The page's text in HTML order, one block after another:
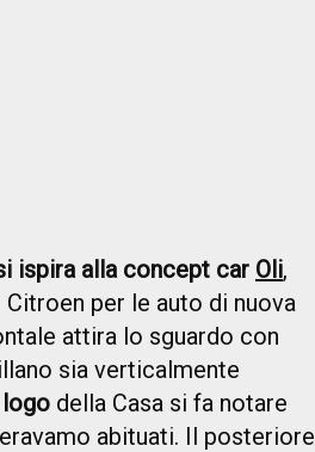
ispira alla concept car Oli,
per le auto di nuova
attira lo sguardo con
sia verticalmente
della Casa si fa notare
abituati. Il posteriore